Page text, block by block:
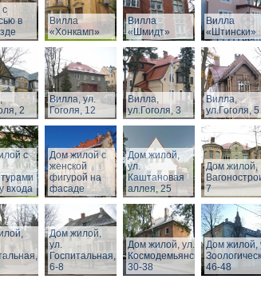
с
в
Вилла
«Хонкамп»
Вилла
«Шмидт»
Вилла
«Штински»
2
Вилла, ул.
Гоголя, 12
Вилла,
ул.Гоголя, 3
Вилла,
ул.Гоголя, 5
с
входа
Дом жилой с
женской
фигурой на
фасаде
Дом жилой,
ул.
Каштановая
аллея, 25
Дом жилой,
7
Дом жилой,
ул.
Госпитальная,
6-8
Дом жилой, ул. З.
Космодемьянской
30-38
Дом жилой,
46-48